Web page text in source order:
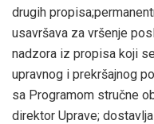
drugih
usavršava za vršenje
nadzora iz propisa koji
upravnog i prekršajnog
sa Programom stručne
direktor Uprave;